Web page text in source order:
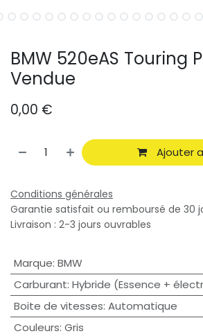
BMW 520eAS Touring
Vendue
0,00 €
Ajouter
Conditions générales
Garantie satisfait ou remboursé de 30
Livraison : 2-3 jours ouvrables
Marque: BMW
Carburant: Hybride (Essence +
Boite de vitesses: Automatique
Couleurs: Gris